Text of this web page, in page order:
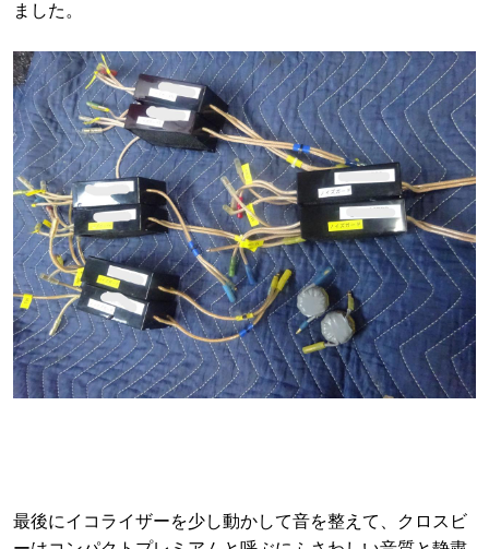
ました。
最後にイコライザーを少し動かして音を整えて、クロスビ